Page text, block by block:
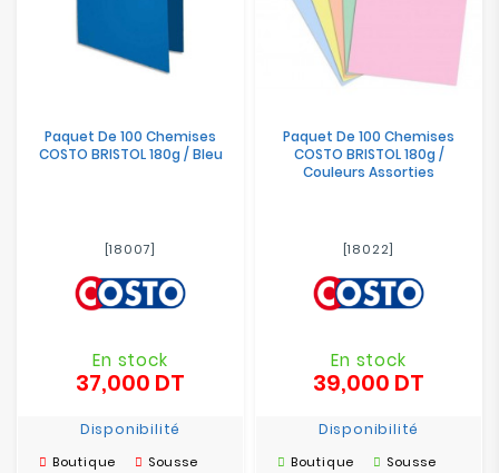
Paquet De 100 Chemises
COSTO BRISTOL 180g / Bleu
[18007]
En stock
37,000 DT
Disponibilité
Boutique
Sousse
Paquet De 100 Chemises
COSTO BRISTOL 180g /
Couleurs Assorties
[18022]
En stock
39,000 DT
Disponibilité
Boutique
Sousse